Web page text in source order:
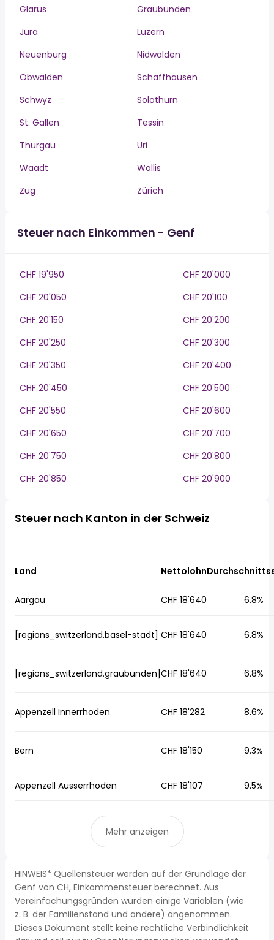
Glarus
Graubünden
Jura
Luzern
Neuenburg
Nidwalden
Obwalden
Schaffhausen
Schwyz
Solothurn
St. Gallen
Tessin
Thurgau
Uri
Waadt
Wallis
Zug
Zürich
Steuer nach Einkommen - Genf
CHF 19'950
CHF 20'000
CHF 20'050
CHF 20'100
CHF 20'150
CHF 20'200
CHF 20'250
CHF 20'300
CHF 20'350
CHF 20'400
CHF 20'450
CHF 20'500
CHF 20'550
CHF 20'600
CHF 20'650
CHF 20'700
CHF 20'750
CHF 20'800
CHF 20'850
CHF 20'900
Steuer nach Kanton in der Schweiz
Land Nettolohn
Aargau CHF 18'640 6.8%
[regions_switzerland.basel-stadt] CHF 18'640 6.8%
[regions_switzerland.graubünden]CHF 18'640 6.8%
Appenzell Innerrhoden CHF 18'282 8.6%
Bern CHF 18'150 9.3%
Appenzell Ausserrhoden CHF 18'107 9.5%
Mehr anzeigen
HINWEIS* Quellensteuer werden auf der Grundlage der
Genf von CH, Einkommensteuer berechnet. Aus
Vereinfachungsgründen wurden einige Variablen (wie
z. B. der Familienstand und andere) angenommen.
Dieses Dokument stellt keine rechtliche Verbindlichkeit